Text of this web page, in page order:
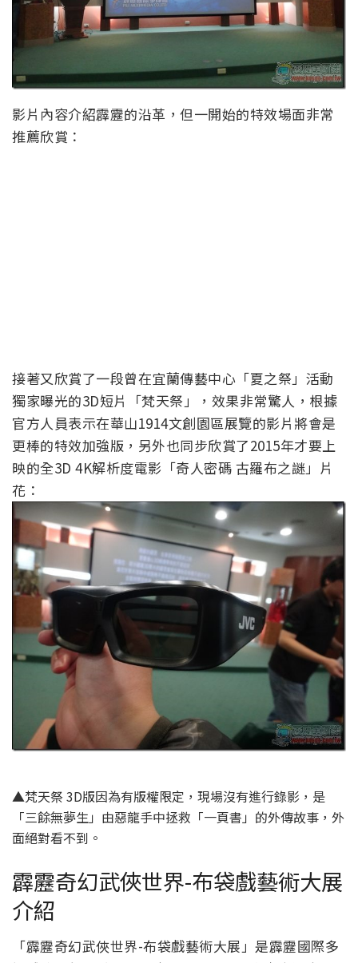
影片內容介紹霹靂的沿革，但一開始的特效場面非常
推薦欣賞：
接著又欣賞了一段曾在宜蘭傳藝中心「夏之祭」活動
獨家曝光的3D短片「梵天祭」，效果非常驚人，根據
官方人員表示在華山1914文創園區展覽的影片將會是
更棒的特效加強版，另外也同步欣賞了2015年才要上
映的全3D 4K解析度電影「奇人密碼 古羅布之謎」片
花：
▲梵天祭 3D版因為有版權限定，現場沒有進行錄影，是
「三餘無夢生」由惡龍手中拯救「一頁書」的外傳故事，外
面絕對看不到。
霹靂奇幻武俠世界-布袋戲藝術大展
介紹
「霹靂奇幻武俠世界-布袋戲藝術大展」是霹靂國際多